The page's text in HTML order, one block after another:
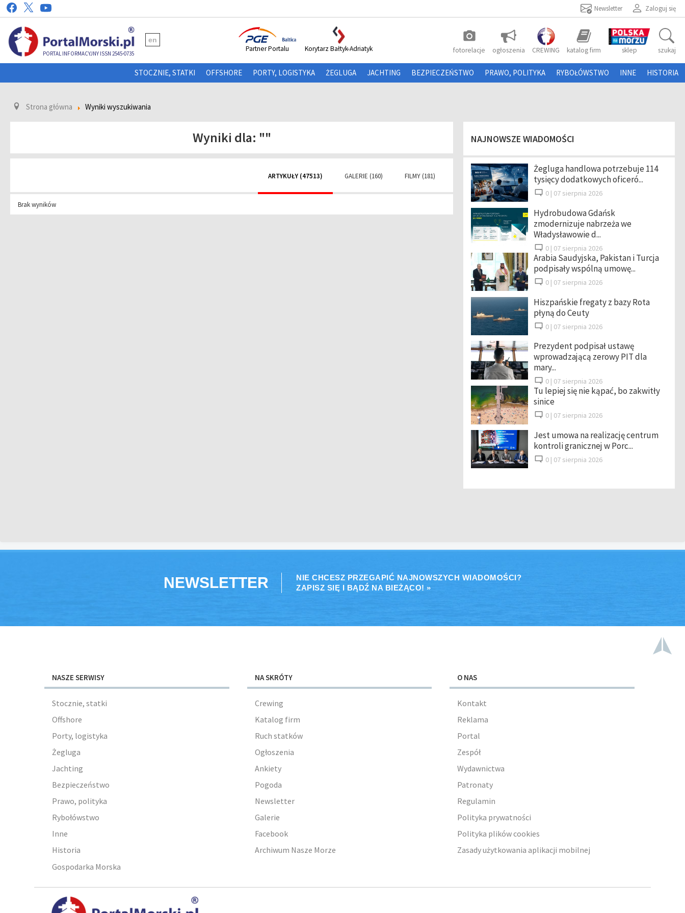
Zaloguj się
Newsletter
PORTAL INFORMACYJNY ISSN 2545-0735
en photo_camera
fotorelacje ogłoszenia CREWING katalog firm sklep szukaj
Partner Portalu Korytarz Bałtyk-Adriatyk
STOCZNIE, STATKI OFFSHORE PORTY, LOGISTYKA ŻEGLUGA JACHTING BEZPIECZEŃSTWO PRAWO, POLITYKA RYBOŁÓWSTWO INNE HISTORIA
Strona główna Wyniki wyszukiwania
Wyniki dla: ""
ARTYKUŁY (47513) GALERIE (160) FILMY (181)
Brak wyników
NAJNOWSZE WIADOMOŚCI
Żegluga handlowa potrzebuje 114
tysięcy dodatkowych oficeró...
0 | 07 sierpnia 2026
Hydrobudowa Gdańsk
zmodernizuje nabrzeża we
Władysławowie d...
0 | 07 sierpnia 2026
Arabia Saudyjska, Pakistan i Turcja
podpisały wspólną umowę...
0 | 07 sierpnia 2026
Hiszpańskie fregaty z bazy Rota
płyną do Ceuty
0 | 07 sierpnia 2026
Prezydent podpisał ustawę
wprowadzającą zerowy PIT dla
mary...
0 | 07 sierpnia 2026
Tu lepiej się nie kąpać, bo zakwitły
sinice
0 | 07 sierpnia 2026
Jest umowa na realizację centrum
kontroli granicznej w Porc...
0 | 07 sierpnia 2026
NEWSLETTER
NIE CHCESZ PRZEGAPIĆ NAJNOWSZYCH WIADOMOŚCI?
ZAPISZ SIĘ I BĄDŹ NA BIEŻĄCO! »
NASZE SERWISY
Stocznie, statki
Offshore
Porty, logistyka
Żegluga
Jachting
Bezpieczeństwo
Prawo, polityka
Rybołówstwo
Inne
Historia
Gospodarka Morska
NA SKRÓTY
Crewing
Katalog firm
Ruch statków
Ogłoszenia
Ankiety
Pogoda
Newsletter
Galerie
Facebook
Archiwum Nasze Morze
O NAS
Kontakt
Reklama
Portal
Zespół
Wydawnictwa
Patronaty
Regulamin
Polityka prywatności
Polityka plików cookies
Zasady użytkowania aplikacji mobilnej